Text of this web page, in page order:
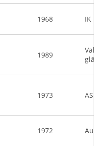
1968 IK
1989
1973
1972